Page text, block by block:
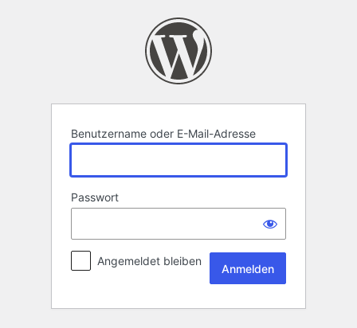
Benutzername oder E-Mail-Adresse
Passwort
Angemeldet bleiben